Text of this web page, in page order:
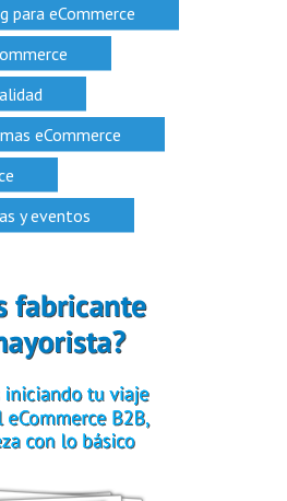
para eCommerce
eCommerce
y eventos